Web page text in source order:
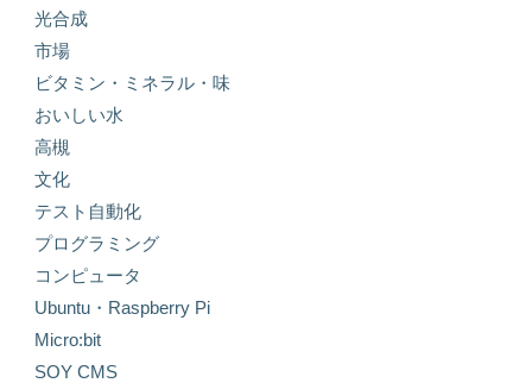
光合成
市場
ビタミン・ミネラル・味
おいしい水
高槻
文化
テスト自動化
プログラミング
コンピュータ
Ubuntu・Raspberry Pi
Micro:bit
SOY CMS